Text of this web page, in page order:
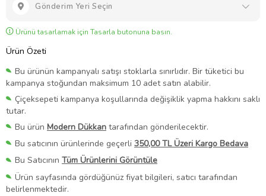
Gönderim Yeri Seçin
Ürünü tasarlamak için Tasarla butonuna basın.
Ürün Özeti
Bu ürünün kampanyalı satışı stoklarla sınırlıdır. Bir tüketici bu
kampanya stoğundan maksimum 10 adet satın alabilir.
Çiçeksepeti kampanya koşullarında değişiklik yapma hakkını saklı
tutar.
Bu ürün Modern Dükkan tarafından gönderilecektir.
Bu satıcının ürünlerinde geçerli 350,00 TL Üzeri Kargo Bedava
Bu Satıcının Tüm Ürünlerini Görüntüle
Ürün sayfasında gördüğünüz fiyat bilgileri, satıcı tarafından
belirlenmektedir.